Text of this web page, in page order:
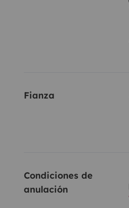
Fianza
Condiciones de
anulación